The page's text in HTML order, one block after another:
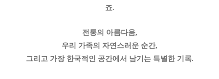
죠.
전통의 아름다움,
우리 가족의 자연스러운 순간,
그리고 가장 한국적인 공간에서 남기는 특별한 기록.